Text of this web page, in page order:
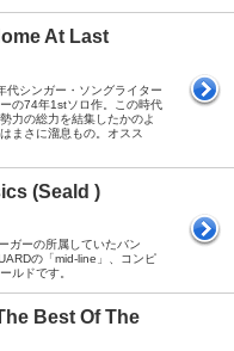
At Last
シンガー・ソングライター
の74年1stソロ作。この時代
力の総力を結集したかのよ
まさに溜息もの。オスス
(Seald )
ガーの所属していたバン
の「mid-line」、コンピ
ルドです。
Best Of The